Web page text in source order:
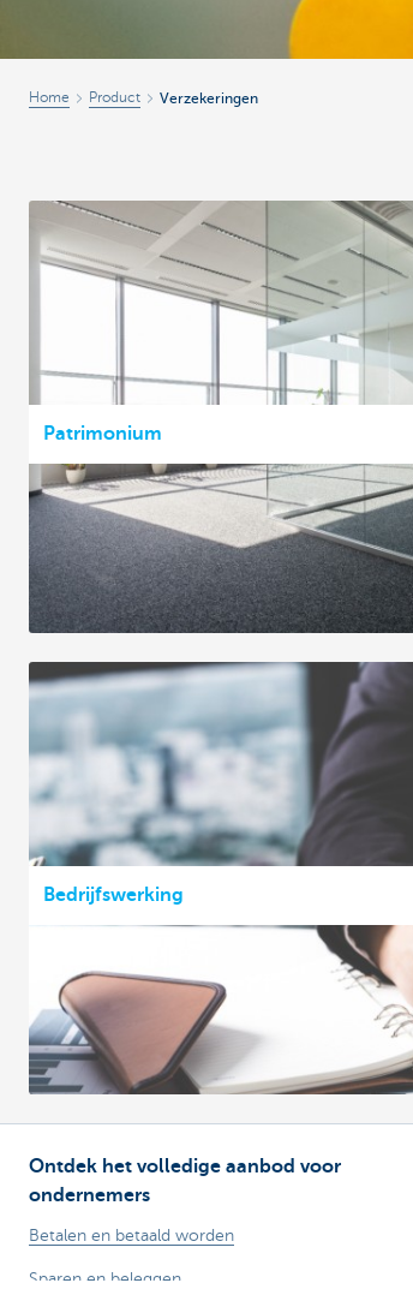
Home Product Verzekeringen
Patrimonium
Bedrijfswerking
Ontdek het volledige aanbod voor
ondernemers
Betalen en betaald worden
Sparen en beleggen